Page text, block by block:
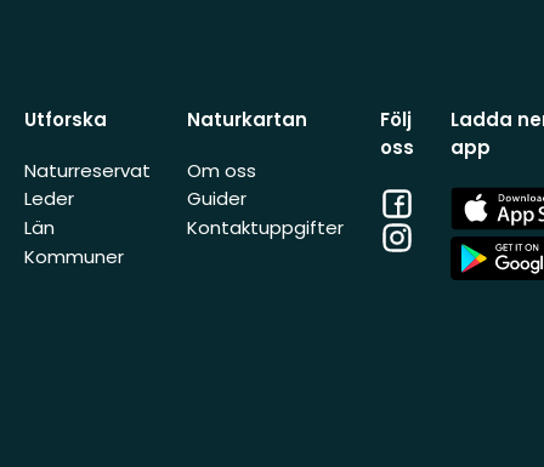
Utforska
Naturreservat
Leder
Län
Kommuner
Naturkartan
Om oss
Guider
Kontaktuppgifter
Följ
oss
Facebook
Instagram
Ladda
app
App
Store
App
Store